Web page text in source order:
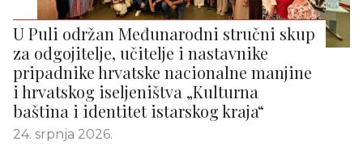
U Puli održan Međunarodni stručni skup
za odgojitelje, učitelje i nastavnike
pripadnike hrvatske nacionalne manjine
i hrvatskog iseljeništva „Kulturna
baština i identitet istarskog kraja“
24. srpnja 2026.